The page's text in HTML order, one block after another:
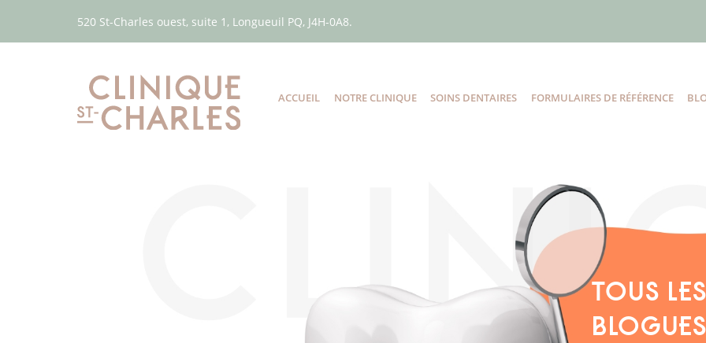
520 St-Charles ouest, suite 1, Longueuil PQ, J4H-0A8.
ACCUEIL NOTRE CLINIQUE SOINS DENTAIRES FORMULAIRES DE RÉFÉRENCE
TOUS